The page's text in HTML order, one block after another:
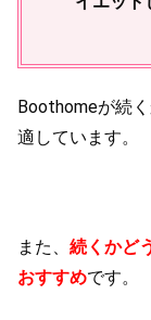
Boothomeが続
適しています。
また、 続くかど
おすすめです。